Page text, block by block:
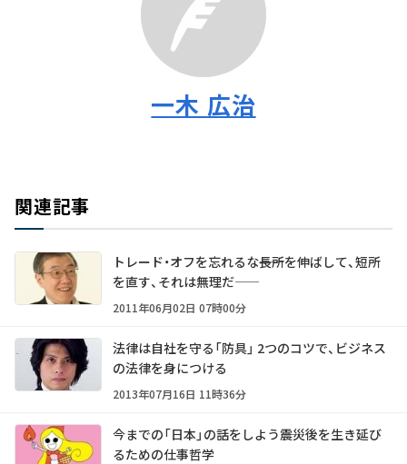
一木 広治
関連記事
トレード・オフを忘れるな――長所を伸ばして、短所
を直す、それは無理だ――
2011年06月02日 07時00分
法律は自社を守る「防具」 2つのコツで、ビジネス
の法律を身につける
2013年07月16日 11時36分
今までの「日本」の話をしよう――震災後を生き延び
るための仕事哲学